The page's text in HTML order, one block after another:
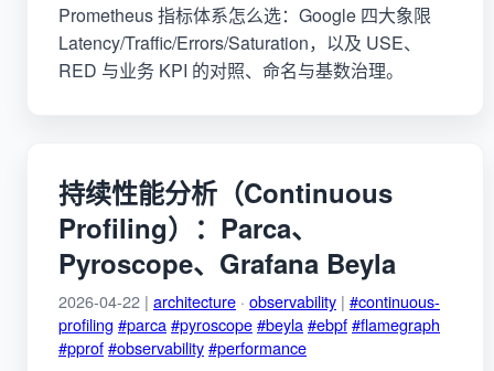
Prometheus 指标体系怎么选：Google 四大象限
Latency/Traffic/Errors/Saturation，以及 USE、
RED 与业务 KPI 的对照、命名与基数治理。
持续性能分析（Continuous
Profiling）：Parca、
Pyroscope、Grafana Beyla
2026-04-22 | architecture · observability | #continuous-
profiling #parca#pyroscope#beyla#ebpf#flamegraph
#pprof#observability#performance